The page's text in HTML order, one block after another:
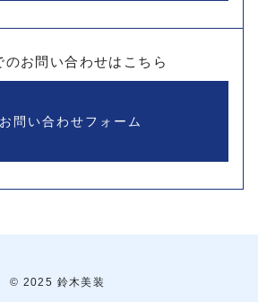
のお問い合わせはこちら
お問い合わせフォーム
© 2025 鈴木美装